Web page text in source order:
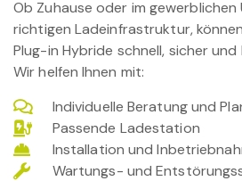
Ob Zuhause oder im
richtigen Ladeinfrastruktur,
Plug-in Hybride schnell, sicher
Wir helfen Ihnen mit:
Individuelle Beratung und
Passende Ladestation
Installation und
Wartungs- und